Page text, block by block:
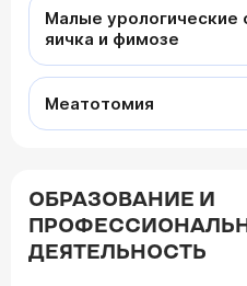
Малые урологические
яичка и фимозе
Меатотомия
ОБРАЗОВАНИЕ И
ДЕЯТЕЛЬНОСТЬ